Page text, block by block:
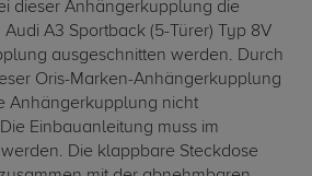
dieser Anhängerkupplung die
A3 Sportback (5-Türer) Typ 8V
ausgeschnitten werden. Durch
Oris-Marken-Anhängerkupplung
Anhängerkupplung nicht
Einbauanleitung muss im
Die klappbare Steckdose